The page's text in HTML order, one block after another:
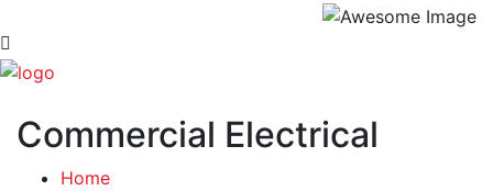
Commercial Electrical
Home